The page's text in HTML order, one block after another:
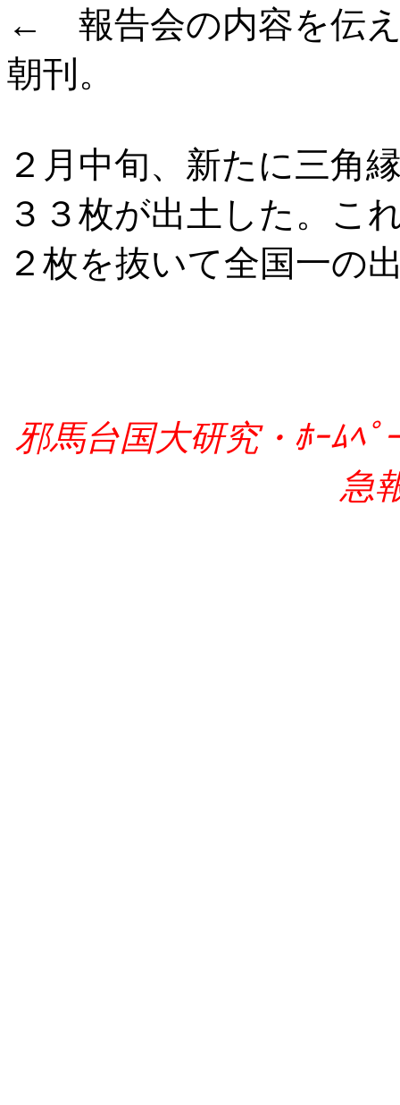
←
報告会の内容を伝
朝刊。
２月中旬、新たに三角
３３枚が出土した。こ
２枚を抜いて全国一の
邪馬台国大研究・ﾎｰﾑﾍﾟ
急